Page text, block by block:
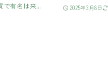
で有名は来...
2025年3月8日